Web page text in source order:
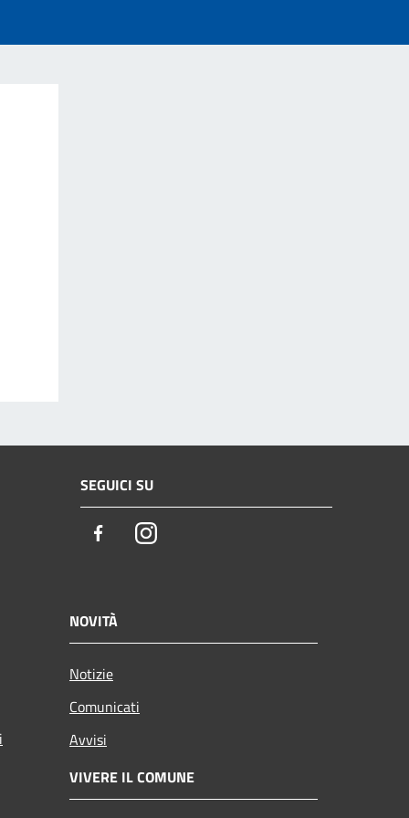
SEGUICI SU
FacebookInstagram
NOVITÀ
Notizie
Comunicati
Avvisi
VIVERE IL COMUNE